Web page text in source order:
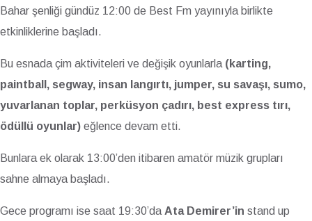
Bahar şenliği gündüz 12:00 de Best Fm yayınıyla birlikte
etkinliklerine başladı.
Bu esnada çim aktiviteleri ve değişik oyunlarla (karting,
paintball, segway, insan langırtı, jumper, su savaşı, sumo,
yuvarlanan toplar, perküsyon çadırı, best express tırı,
ödüllü oyunlar) eğlence devam etti.
Bunlara ek olarak 13:00’den itibaren amatör müzik grupları
sahne almaya başladı.
Gece programı ise saat 19:30’da Ata Demirer’in stand up